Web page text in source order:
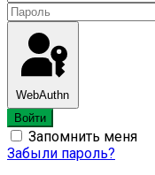
WebAuthn
Войти
Запомнить меня
Забыли пароль?